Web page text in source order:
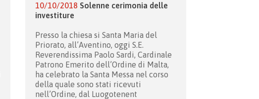
10/10/2018 Solenne cerimonia delle
investiture
Presso la chiesa si Santa Maria del
Priorato, all’Aventino, oggi S.E.
Reverendissima Paolo Sardi, Cardinale
Patrono Emerito dell’Ordine di Malta,
ha celebrato la Santa Messa nel corso
della quale sono stati ricevuti
nell’Ordine, dal Luogotenent